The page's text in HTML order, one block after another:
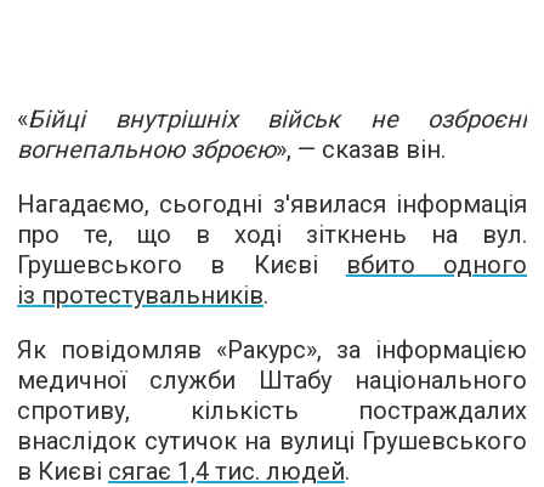
«Бійці внутрішніх військ не озброєні
вогнепальною зброєю», — сказав він.
Нагадаємо, сьогодні з'явилася інформація
про те, що в ході зіткнень на вул.
Грушевського в Києві вбито одного
із протестувальників.
Як повідомляв «Ракурс», за інформацією
медичної служби Штабу національного
спротиву, кількість постраждалих
внаслідок сутичок на вулиці Грушевського
в Києві сягає 1,4 тис. людей.